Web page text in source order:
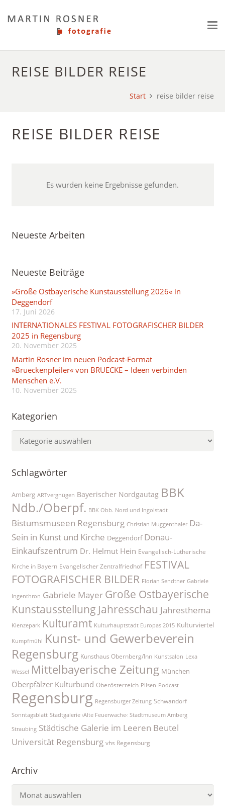
REISE BILDER REISE
Start reise bilder reise
REISE BILDER REISE
Es wurden keine Ergebnisse gefunden.
Neueste Arbeiten
Neueste Beiträge
»Große Ostbayerische Kunstausstellung 2026« in
Deggendorf
17. Juni 2026
INTERNATIONALES FESTIVAL FOTOGRAFISCHER BILDER
2025 in Regensburg
20. November 2025
Martin Rosner im neuen Podcast-Format
»Brueckenpfeiler« von BRUECKE – Ideen verbinden
Menschen e.V.
10. November 2025
Kategorien
Schlagwörter
Amberg ARTvergnügen Bayerischer Nordgautag BBK
Ndb./Oberpf. BBK Obb. Nord und Ingolstadt
Bistumsmuseen Regensburg Christian Muggenthaler Da-
Sein in Kunst und Kirche Deggendorf Donau-
Einkaufszentrum Dr. Helmut Hein Evangelisch-Lutherische
Kirche in Bayern Evangelischer Zentralfriedhof FESTIVAL
FOTOGRAFISCHER BILDER Florian Sendtner Gabriele
Ingenthron Gabriele Mayer Große Ostbayerische
Kunstausstellung Jahresschau Jahresthema
Klenzepark Kulturamt Kulturhauptstadt Europas 2015 Kulturviertel
Kumpfmühl Kunst- und Gewerbeverein
Regensburg Kunsthaus Obernberg/Inn Kunstsalon Lexa
Wessel Mittelbayerische Zeitung München
Oberpfälzer Kulturbund Oberösterreich Pilsen Podcast
Regensburg Regensburger Zeitung Schwandorf
Sonntagsblatt Stadtgalerie ›Alte Feuerwache‹ Stadtmuseum Amberg
Straubing Städtische Galerie im Leeren Beutel
Universität Regensburg vhs Regensburg
Archiv